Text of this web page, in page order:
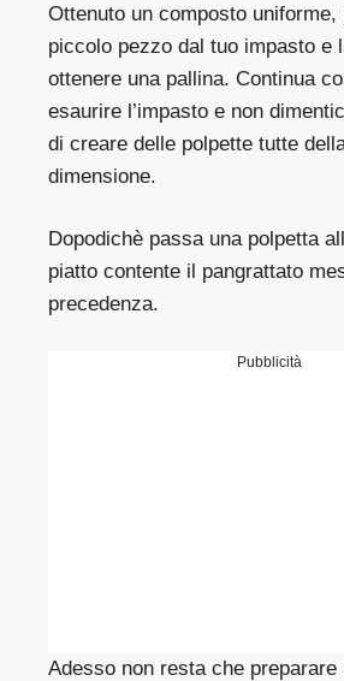
Ottenuto un composto uniforme,
piccolo pezzo dal tuo impasto e
ottenere una pallina. Continua
esaurire l’impasto e non
di creare delle polpette tutte
dimensione.
Dopodichè passa una polpetta
piatto contente il pangrattato
precedenza.
Pubblicità
Adesso non resta che preparare